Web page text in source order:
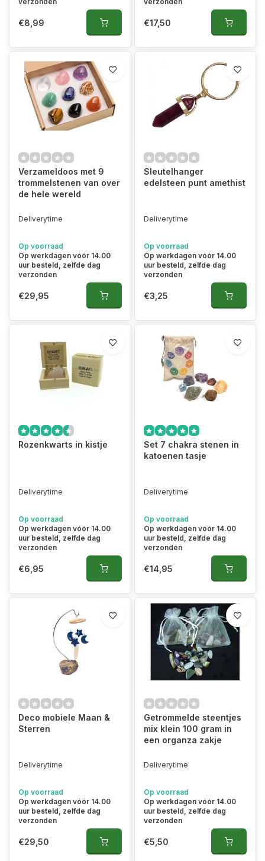
€8,99 €17,50
Verzameldoos met 9
trommelstenen van over
de hele wereld
Deliverytime
Op voorraad
Op werkdagen vóór 14.00
uur besteld, zelfde dag
verzonden
€29,95
Sleutelhanger
edelsteen punt amethist
Deliverytime
Op voorraad
Op werkdagen vóór 14.00
uur besteld, zelfde dag
verzonden
€3,25
Rozenkwarts in kistje
Deliverytime
Op voorraad
Op werkdagen vóór 14.00
uur besteld, zelfde dag
verzonden
€6,95
Set 7 chakra stenen in
katoenen tasje
Deliverytime
Op voorraad
Op werkdagen vóór 14.00
uur besteld, zelfde dag
verzonden
€14,95
Deco mobiele Maan &
Sterren
Deliverytime
Op voorraad
Op werkdagen vóór 14.00
uur besteld, zelfde dag
verzonden
€29,50
Getrommelde steentjes
mix klein 100 gram in
een organza zakje
Deliverytime
Op voorraad
Op werkdagen vóór 14.00
uur besteld, zelfde dag
verzonden
€5,50